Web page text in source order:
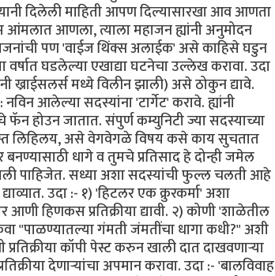
दिलेली माहिती आपण दिल्यासारखा आव आणता
आंमलात आणला, त्याला महाजन ह्यांनी अनुमोदन
पण 'वाईज थिंक्स अलाईक' असे काहिसे घडुन
घडलेल्या एखाद्या घटनेचा उल्लेख करावा. उदा
ख्राईसलर्स मध्ये विलीन झाली) असे ठोकुन द्यावे.
आलेल्या सदस्यांना 'टार्गेट' करावे. ह्यांनी
होउन जातात. संपुर्ण कम्युनिटी ज्या सदस्याच्या
लिहिलय, असे वेगवेगळे विषय कसे काय सुचतात
धागे व तुमचे प्रतिसाद हे दोन्ही जमेल
पाहिजेत. सध्या अशा सदस्यांची फुल्ल चलती आहे
उदा :- १) 'हिटलर एक क्रुरकर्मा' अशा
आणी हिणकस प्रतिक्रीया द्यावी. २) कोणी 'शाळेतील
"पाळण्यातल्या गंमती जंमतींचा धागा कधी?" अशी
कॉपी पेस्ट करुन खाली दात दाखवणार्‍या
देणार्‍यांचा अपमान करावा. उदा :- 'बालविवाह